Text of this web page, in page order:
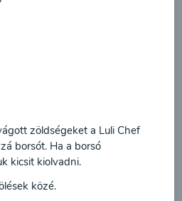
zöldségeket a Luli Chef
borsót. Ha a borsó
kicsit kiolvadni.
közé.
velük.